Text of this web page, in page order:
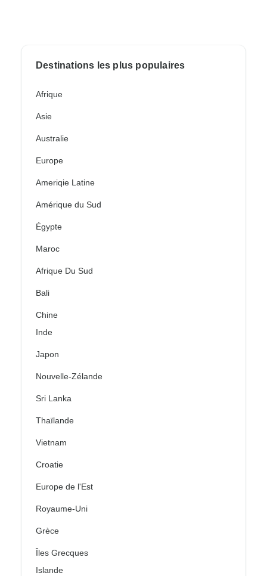
Destinations les plus populaires
Afrique
Asie
Australie
Europe
Ameriqie Latine
Amérique du Sud
Égypte
Maroc
Afrique Du Sud
Bali
Chine
Inde
Japon
Nouvelle-Zélande
Sri Lanka
Thaïlande
Vietnam
Croatie
Europe de l'Est
Royaume-Uni
Grèce
Îles Grecques
Islande